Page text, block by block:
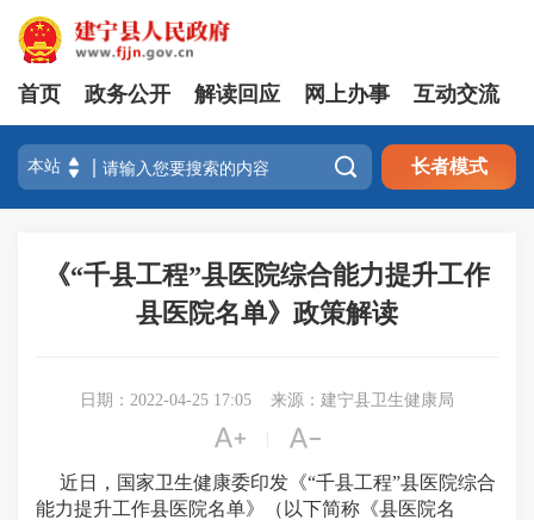
首页 政务公开 解读回应 网上办事 互动交流
 长者模式
《“千县工程”县医院综合能力提升工作
县医院名单》政策解读
日期：2022-04-25 17:05 来源：建宁县卫生健康局
 
近日，国家卫生健康委印发《“千县工程”县医院综合
能力提升工作县医院名单》（以下简称《县医院名